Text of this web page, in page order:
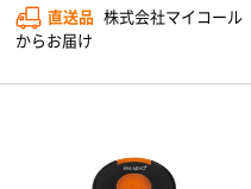
直送品 株式会社マイコール
からお届け